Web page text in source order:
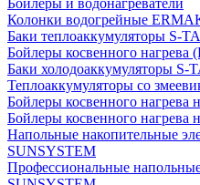
Бойлеры и водонагреватели
Колонки водогрейные
Баки теплоаккумуляторы S-
Бойлеры косвенного
Баки холодоаккумуляторы S-
Теплоаккумуляторы со
Бойлеры косвенного
Бойлеры косвенного нагрева
Напольные накопительные
SUNSYSTEM
Профессиональные